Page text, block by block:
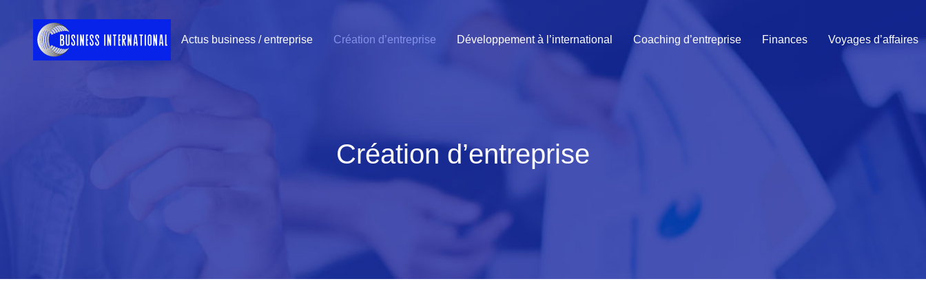
Actus business / entreprise Création d’entreprise Développement à l’international Coaching d’entreprise Finances Voyages d’affaires
Création d’entreprise